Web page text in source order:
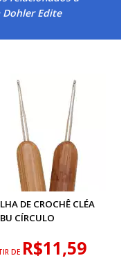
Dohler Edite
DE CROCHÊ CLÉA
CÍRCULO
DE R$11,59